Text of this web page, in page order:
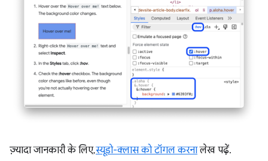
ज़्यादा जानकारी के लिए,स्यूडो-क्लास को टॉगल करनालेख पढ़ें.